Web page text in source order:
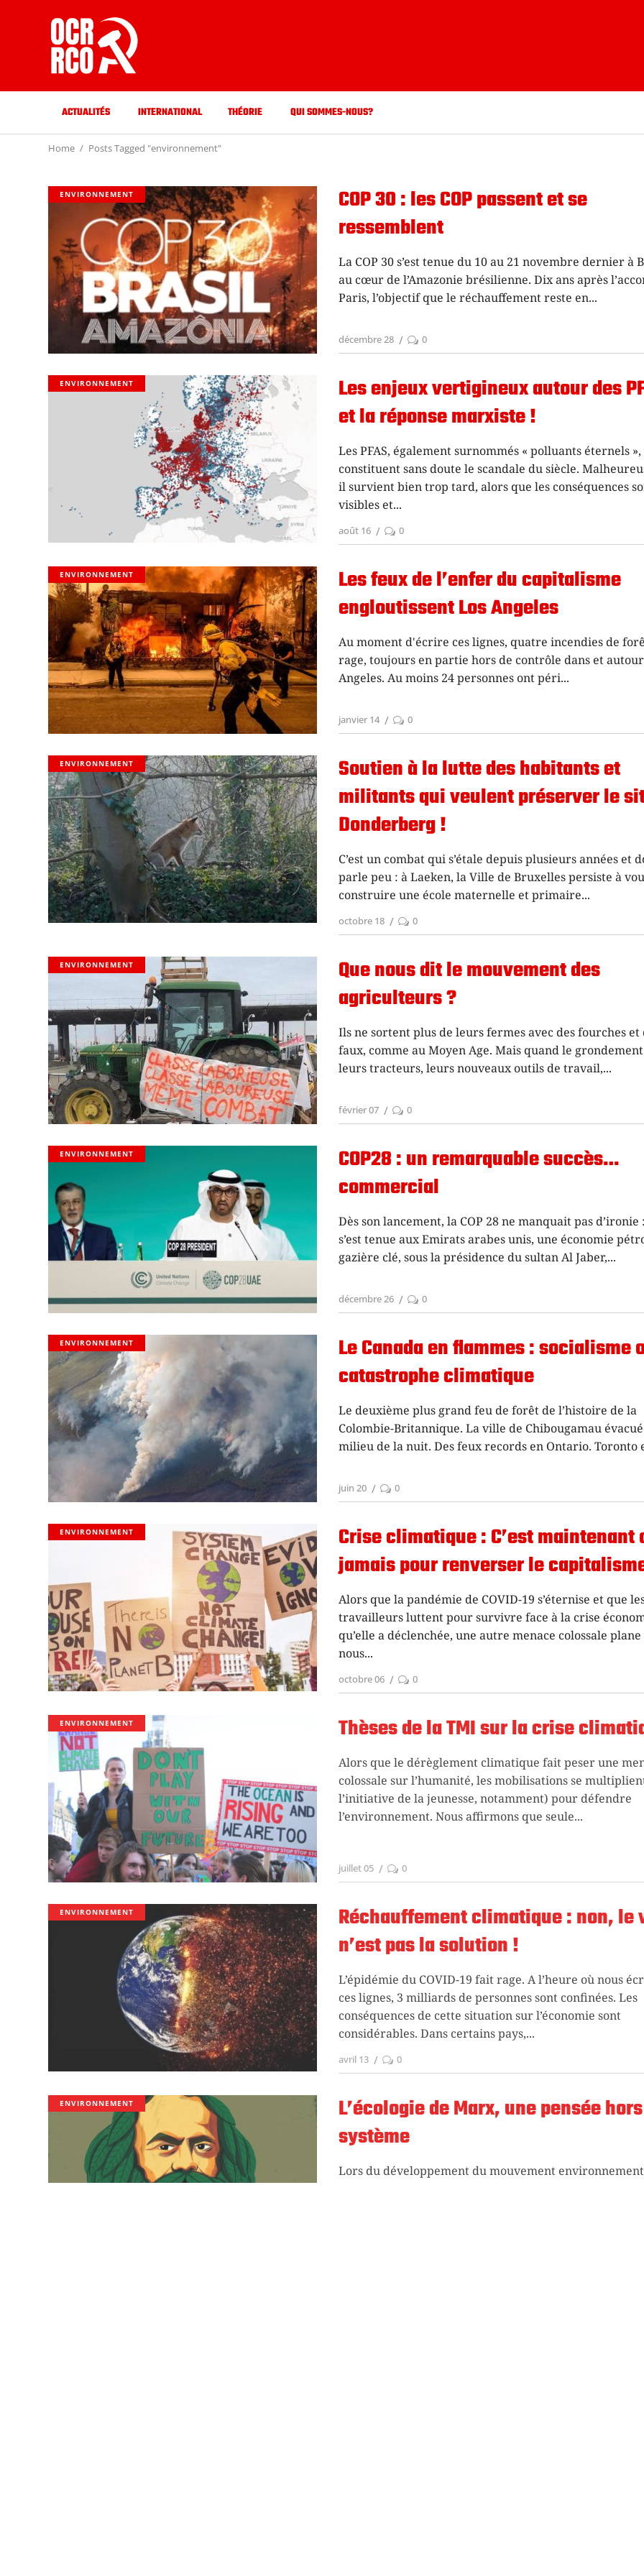
ACTUALITÉS INTERNATIONAL THÉORIE QUI SOMMES-NOUS?
Home Posts Tagged "environnement"
ENVIRONNEMENT
COP 30 : les COP passent et se
ressemblent
La COP 30 s’est tenue du 10 au 21 novembre dernier à
au cœur de l’Amazonie brésilienne. Dix ans après
Paris, l’objectif que le réchauffement reste en
décembre 28 0
ENVIRONNEMENT
Les enjeux vertigineux autour des
et la réponse marxiste !
Les PFAS, également surnommés « polluants éternels »,
constituent sans doute le scandale du siècle.
il survient bien trop tard, alors que les conséquences
visibles et
août 16 0
ENVIRONNEMENT
Les feux de l’enfer du capitalisme
engloutissent Los Angeles
Au moment d'écrire ces lignes, quatre incendies de
rage, toujours en partie hors de contrôle dans et
Angeles. Au moins 24 personnes ont péri
janvier 14 0
ENVIRONNEMENT
Soutien à la lutte des habitants et
militants qui veulent préserver le
Donderberg !
C’est un combat qui s’étale depuis plusieurs années et
parle peu : à Laeken, la Ville de Bruxelles persiste à
construire une école maternelle et primaire
octobre 18 0
ENVIRONNEMENT
Que nous dit le mouvement des
agriculteurs ?
Ils ne sortent plus de leurs fermes avec des fourches et
faux, comme au Moyen Age. Mais quand le
leurs tracteurs, leurs nouveaux outils de travail,
février 07 0
ENVIRONNEMENT
COP28 : un remarquable succès…
commercial
Dès son lancement, la COP 28 ne manquait pas d’ironie
s’est tenue aux Emirats arabes unis, une économie
gazière clé, sous la présidence du sultan Al Jaber,
décembre 26 0
ENVIRONNEMENT
Le Canada en flammes : socialisme
catastrophe climatique
Le deuxième plus grand feu de forêt de l’histoire de la
Colombie-Britannique. La ville de Chibougamau
milieu de la nuit. Des feux records en Ontario. Toronto
juin 20 0
ENVIRONNEMENT
Crise climatique : C’est maintenant
jamais pour renverser le
Alors que la pandémie de COVID-19 s’éternise et que
travailleurs luttent pour survivre face à la crise
qu’elle a déclenchée, une autre menace colossale
nous
octobre 06 0
ENVIRONNEMENT Thèses de la TMI sur la crise
Alors que le dérèglement climatique fait peser une
colossale sur l’humanité, les mobilisations se
l’initiative de la jeunesse, notamment) pour défendre
l’environnement. Nous affirmons que seule
juillet 05 0
ENVIRONNEMENT
Réchauffement climatique : non, le
n’est pas la solution !
L’épidémie du COVID-19 fait rage. A l’heure où nous
ces lignes, 3 milliards de personnes sont confinées. Les
conséquences de cette situation sur l’économie sont
considérables. Dans certains pays,
avril 13 0
ENVIRONNEMENT
L’écologie de Marx, une pensée hors
système
Lors du développement du mouvement